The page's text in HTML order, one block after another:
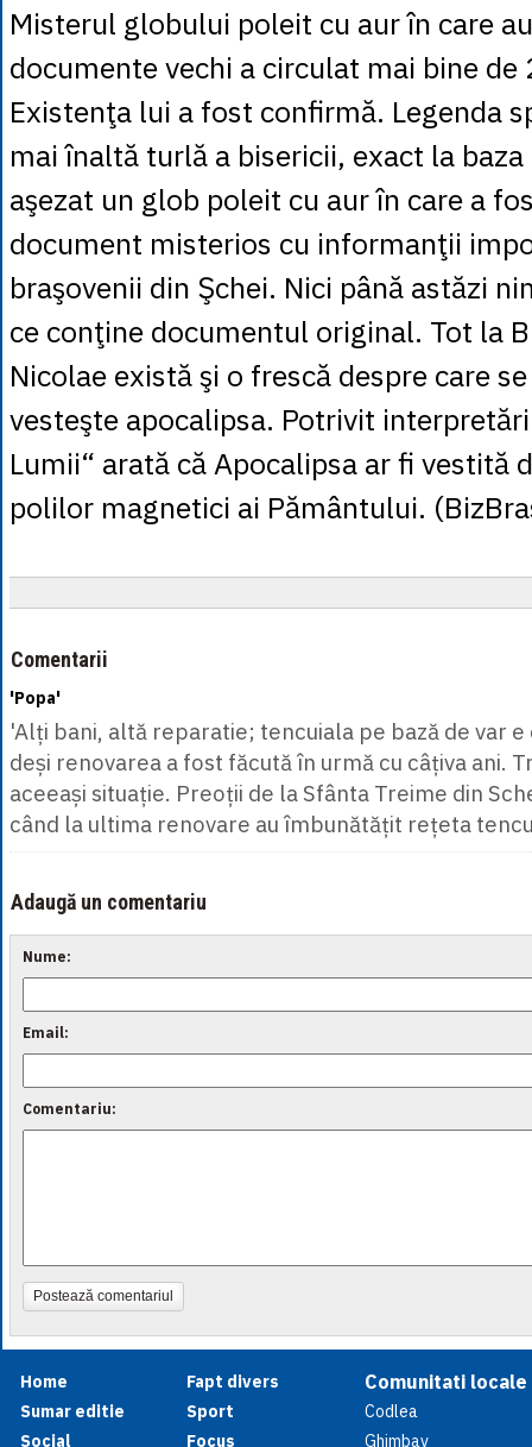
Misterul globului poleit cu aur în care
documente vechi a circulat mai bine de
Existenţa lui a fost confirmă. Legenda
mai înaltă turlă a bisericii, exact la
aşezat un glob poleit cu aur în care a
document misterios cu informanţii
braşovenii din Şchei. Nici până astăzi
ce conţine documentul original. Tot la
Nicolae există şi o frescă despre care
vesteşte apocalipsa. Potrivit
Lumii“ arată că Apocalipsa ar fi vestită
polilor magnetici ai Pământului.
Comentarii
'Popa'
'Alți bani, altă reparatie; tencuiala pe bază de var
deși renovarea a fost făcută în urmă cu câțiva ani.
aceeași situație. Preoții de la Sfânta Treime din
când la ultima renovare au îmbunătățit rețeta
Adaugă un comentariu
Nume:
Email:
Comentariu:
Postează comentariul
Home
Sumar editie
Social
Fapt divers
Sport
Focus
Comunitati locale
Codlea
Ghimbav